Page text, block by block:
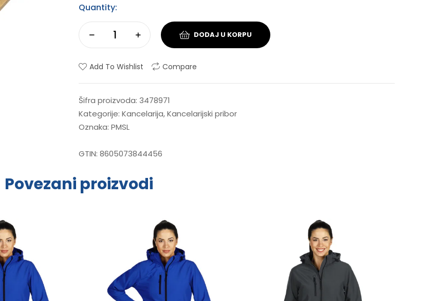
Quantity:
DODAJ U KORPU
Add To Wishlist Compare
Šifra proizvoda: 3478971
Kategorije: Kancelarija,Kancelarijski pribor
Oznaka: PMSL
GTIN: 8605073844456
Povezani proizvodi